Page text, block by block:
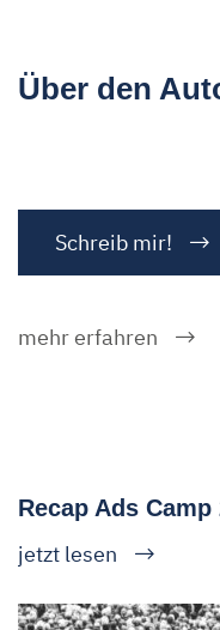
Über den
Recap Ads
jetzt lesen
Schreib mir!
mehr erfahren